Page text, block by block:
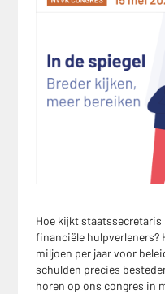
Hoe kijkt staatssecretaris
financiële hulpverleners?
miljoen per jaar voor
schulden precies
horen op ons congres in